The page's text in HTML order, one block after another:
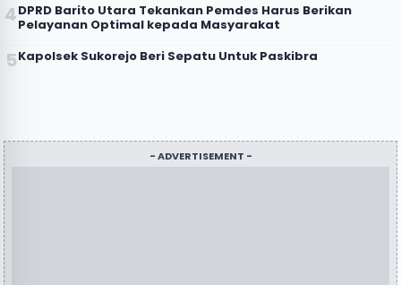
DPRD Barito Utara Tekankan Pemdes Harus Berikan
Pelayanan Optimal kepada Masyarakat
Kapolsek Sukorejo Beri Sepatu Untuk Paskibra
- ADVERTISEMENT -